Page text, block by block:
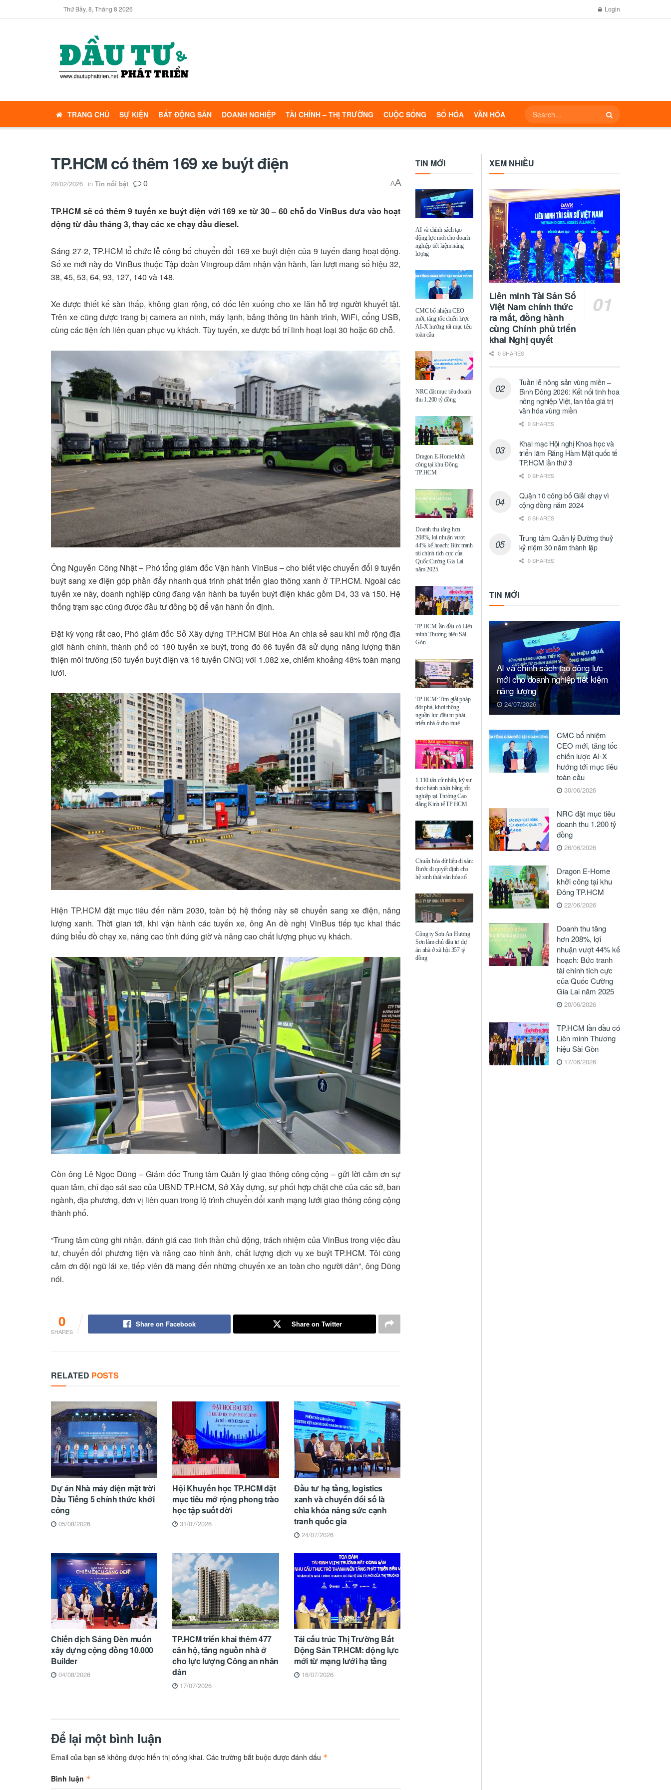
Thứ Bảy, 8, Tháng 8 2026 Login
TRANG CHỦ SỰ KIỆN BẤT ĐỘNG SẢN DOANH NGHIỆP TÀI CHÍNH – THỊ TRƯỜNG CUỘC SỐNG SỐ HÓA VĂN HÓA
TP.HCM có thêm 169 xe buýt điện
28/02/2026 in Tin nổi bật 0 AA
TP.HCM sẽ có thêm 9 tuyến xe buýt điện với 169 xe từ 30 – 60 chỗ do VinBus đưa vào hoạt
động từ đầu tháng 3, thay các xe chạy dầu diesel.
Sáng 27-2, TP.HCM tổ chức lễ công bố chuyển đổi 169 xe buýt điện của 9 tuyến đang hoạt động.
Số xe mới này do VinBus thuộc Tập đoàn Vingroup đảm nhận vận hành, lần lượt mang số hiệu 32,
38, 45, 53, 64, 93, 127, 140 và 148.
Xe được thiết kế sàn thấp, không gian rộng, có dốc lên xuống cho xe lăn hỗ trợ người khuyết tật.
Trên xe cũng được trang bị camera an ninh, máy lạnh, bảng thông tin hành trình, WiFi, cổng USB,
cùng các tiện ích liên quan phục vụ khách. Tùy tuyến, xe được bố trí linh hoạt loại 30 hoặc 60 chỗ.
Ông Nguyễn Công Nhật – Phó tổng giám đốc Vận hành VinBus – cho biết việc chuyển đổi 9 tuyến
buýt sang xe điện góp phần đẩy nhanh quá trình phát triển giao thông xanh ở TP.HCM. Ngoài các
tuyến xe này, doanh nghiệp cũng đang vận hành ba tuyến buýt điện khác gồm D4, 33 và 150. Hệ
thống trạm sạc cũng được đầu tư đồng bộ để vận hành ổn định.
Đặt kỳ vọng rất cao, Phó giám đốc Sở Xây dựng TP.HCM Bùi Hòa An chia sẻ sau khi mở rộng địa
giới hành chính, thành phố có 180 tuyến xe buýt, trong đó 66 tuyến đã sử dụng năng lượng thân
thiện môi trường (50 tuyến buýt điện và 16 tuyến CNG) với 1.082 xe, chiếm khoảng 48% toàn mạng
lưới.
Hiện TP.HCM đặt mục tiêu đến năm 2030, toàn bộ hệ thống này sẽ chuyển sang xe điện, năng
lượng xanh. Thời gian tới, khi vận hành các tuyến xe, ông An đề nghị VinBus tiếp tục khai thác
đúng biểu đồ chạy xe, nâng cao tính đúng giờ và nâng cao chất lượng phục vụ khách.
Còn ông Lê Ngọc Dũng – Giám đốc Trung tâm Quản lý giao thông công cộng – gửi lời cảm ơn sự
quan tâm, chỉ đạo sát sao của UBND TP.HCM, Sở Xây dựng, sự phối hợp chặt chẽ của các sở, ban
ngành, địa phương, đơn vị liên quan trong lộ trình chuyển đổi xanh mạng lưới giao thông công cộng
thành phố.
“Trung tâm cũng ghi nhận, đánh giá cao tinh thần chủ động, trách nhiệm của VinBus trong việc đầu
tư, chuyển đổi phương tiện và nâng cao hình ảnh, chất lượng dịch vụ xe buýt TP.HCM. Tôi cũng
cảm ơn đội ngũ lái xe, tiếp viên đã mang đến những chuyến xe an toàn cho người dân”, ông Dũng
nói.
0
SHARES
Share on Facebook Share on Twitter
RELATED POSTS
Dự án Nhà máy điện mặt trời
Dầu Tiếng 5 chính thức khởi
công
05/08/2026
Hội Khuyến học TP.HCM đặt
mục tiêu mở rộng phong trào
học tập suốt đời
31/07/2026
Đầu tư hạ tầng, logistics
xanh và chuyển đổi số là
chìa khóa nâng sức cạnh
tranh quốc gia
24/07/2026
Chiến dịch Sáng Đèn muốn
xây dựng cộng đồng 10.000
Builder
04/08/2026
TP.HCM triển khai thêm 477
căn hộ, tăng nguồn nhà ở
cho lực lượng Công an nhân
dân
17/07/2026
Tái cấu trúc Thị Trường Bất
Động Sản TP.HCM: động lực
mới từ mạng lưới hạ tầng
16/07/2026
Để lại một bình luận
Email của bạn sẽ không được hiển thị công khai. Các trường bắt buộc được đánh dấu *
Bình luận *
TIN MỚI
AI và chính sách tạo
động lực mới cho doanh
nghiệp tiết kiệm năng
lượng
CMC bổ nhiệm CEO
mới, tăng tốc chiến lược
AI-X hướng tới mục tiêu
toàn cầu
NRC đặt mục tiêu doanh
thu 1.200 tỷ đồng
Dragon E-Home khởi
công tại khu Đông
TP.HCM
Doanh thu tăng hơn
208%, lợi nhuận vượt
44% kế hoạch: Bức tranh
tài chính tích cực của
Quốc Cường Gia Lai
năm 2025
TP.HCM lần đầu có Liên
minh Thương hiệu Sài
Gòn
TP.HCM: Tìm giải pháp
đột phá, khơi thông
nguồn lực đầu tư phát
triển nhà ở cho thuê
1.110 tân cử nhân, kỹ sư
thực hành nhận bằng tốt
nghiệp tại Trường Cao
đẳng Kinh tế TP.HCM
Chuẩn hóa dữ liệu di sản:
Bước đi quyết định cho
hệ sinh thái văn hóa số
Công ty Sơn An Hương
Sơn làm chủ đầu tư dự
án nhà ở xã hội 357 tỷ
đồng
XEM NHIỀU
Liên minh Tài Sản Số
Việt Nam chính thức
ra mắt, đồng hành
cùng Chính phủ triển
khai Nghị quyết
0 SHARES
Tuần lễ nông sản vùng miền –
Bình Đông 2026: Kết nối tinh hoa
nông nghiệp Việt, lan tỏa giá trị
văn hóa vùng miền
0 SHARES
Khai mạc Hội nghị Khoa học và
triển lãm Răng Hàm Mặt quốc tế
TP.HCM lần thứ 3
0 SHARES
Quận 10 công bố Giải chạy vì
cộng đồng năm 2024
0 SHARES
Trung tâm Quản lý Đường thuỷ
kỷ niệm 30 năm thành lập
0 SHARES
TIN MỚI
AI và chính sách tạo động lực
mới cho doanh nghiệp tiết kiệm
năng lượng
24/07/2026
CMC bổ nhiệm
CEO mới, tăng tốc
chiến lược AI-X
hướng tới mục tiêu
toàn cầu
30/06/2026
NRC đặt mục tiêu
doanh thu 1.200 tỷ
đồng
26/06/2026
Dragon E-Home
khởi công tại khu
Đông TP.HCM
22/06/2026
Doanh thu tăng
hơn 208%, lợi
nhuận vượt 44% kế
hoạch: Bức tranh
tài chính tích cực
của Quốc Cường
Gia Lai năm 2025
20/06/2026
TP.HCM lần đầu có
Liên minh Thương
hiệu Sài Gòn
17/06/2026